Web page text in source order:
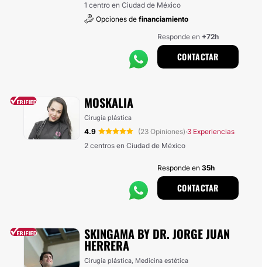
1 centro en Ciudad de México
Opciones de financiamiento
Responde en +72h
CONTACTAR
MOSKALIA
Cirugía plástica
4.9 (23 Opiniones)·3 Experiencias
2 centros en Ciudad de México
Responde en 35h
CONTACTAR
SKINGAMA BY DR. JORGE JUAN
HERRERA
Cirugía plástica, Medicina estética